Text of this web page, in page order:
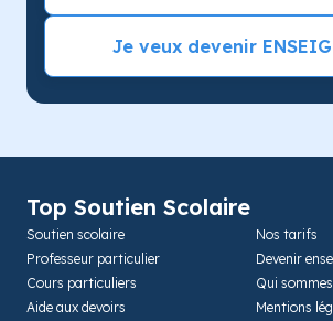
Je veux devenir
Top Soutien Scolaire
Soutien scolaire
Professeur particulier
Cours particuliers
Aide aux devoirs
Nos tarifs
Devenir
Qui
Mentions